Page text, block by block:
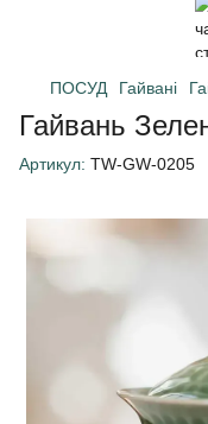
ПОСУД Гайвані
Гайвань
Артикул: TW-GW-0205